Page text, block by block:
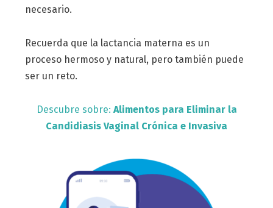
necesario.
Recuerda que la lactancia materna es un
proceso hermoso y natural, pero también puede
ser un reto.
Descubre sobre: Alimentos para Eliminar la
Candidiasis Vaginal Crónica e Invasiva